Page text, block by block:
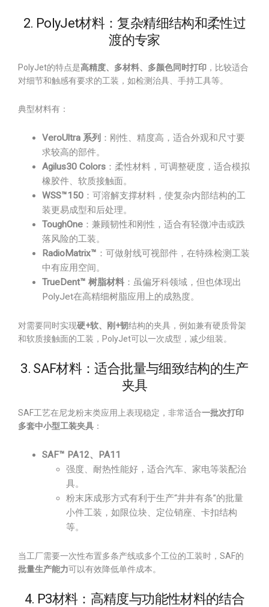
2. PolyJet材料：复杂精细结构和柔性过
渡的专家
PolyJet的特点是高精度、多材料、多颜色同时打印 ，比较适合
对细节和触感有要求的工装，如检测治具、手持工具等。
典型材料有：
VeroUltra 系列 ：刚性、精度高，适合外观和尺寸要
求较高的部件。
Agilus30 Colors ：柔性材料，可调整硬度，适合模拟
橡胶件、软质接触面。
WSS™150 ：可溶解支撑材料，使复杂内部结构的工
装更易成型和后处理。
ToughOne ：兼顾韧性和刚性，适合有轻微冲击或跌
落风险的工装。
RadioMatrix™ ：可做射线可视部件，在特殊检测工装
中有应用空间。
TrueDent™ 树脂材料 ：虽偏牙科领域，但也体现出
PolyJet在高精细树脂应用上的成熟度。
对需要同时实现硬+软、刚+韧结构的夹具，例如兼有硬质骨架
和软质接触面的工装，PolyJet可以一次成型，减少组装。
3. SAF材料：适合批量与细致结构的生产
夹具
SAF工艺在尼龙粉末类应用上表现稳定，非常适合一批次打印
多套中小型工装夹具 ：
SAF™ PA12、PA11
强度、耐热性能好，适合汽车、家电等装配治
具。
粉末床成形方式有利于生产“井井有条”的批量
小件工装，如限位块、定位销座、卡扣结构
等。
当工厂需要一次性布置多条产线或多个工位的工装时，SAF的
批量生产能力可以有效降低单件成本。
4. P3材料：高精度与功能性材料的结合